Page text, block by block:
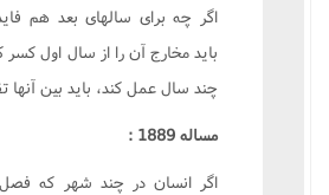
اگر چه براى سالهاى بعد هم
بايد مخارج آن را از سال اول کسر
چند سال عمل کند، بايد بين آنها
مساله 1889 :
اگر انسان در چند شهر که فصل